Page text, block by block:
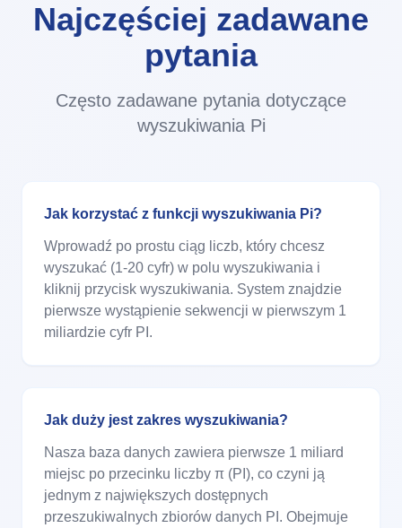
Najczęściej zadawane
pytania
Często zadawane pytania dotyczące
wyszukiwania Pi
Jak korzystać z funkcji wyszukiwania Pi?
Wprowadź po prostu ciąg liczb, który chcesz
wyszukać (1-20 cyfr) w polu wyszukiwania i
kliknij przycisk wyszukiwania. System znajdzie
pierwsze wystąpienie sekwencji w pierwszym 1
miliardzie cyfr PI.
Jak duży jest zakres wyszukiwania?
Nasza baza danych zawiera pierwsze 1 miliard
miejsc po przecinku liczby π (PI), co czyni ją
jednym z największych dostępnych
przeszukiwalnych zbiorów danych PI. Obejmuje